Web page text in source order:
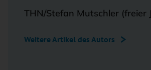
THN/Stefan Mutschler (freier
Weitere Artikel des Autors